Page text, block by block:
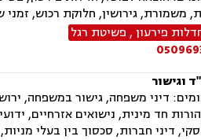
משמורת, גירושין, חלוקת רכוש, זמני
פירעון, פשיטת רגל
וגישור
דיני משפחה, גישור במשפחה,
חד מינית, נישואים אזרחיים,
דיני חברות, סכסוך בין בעלי